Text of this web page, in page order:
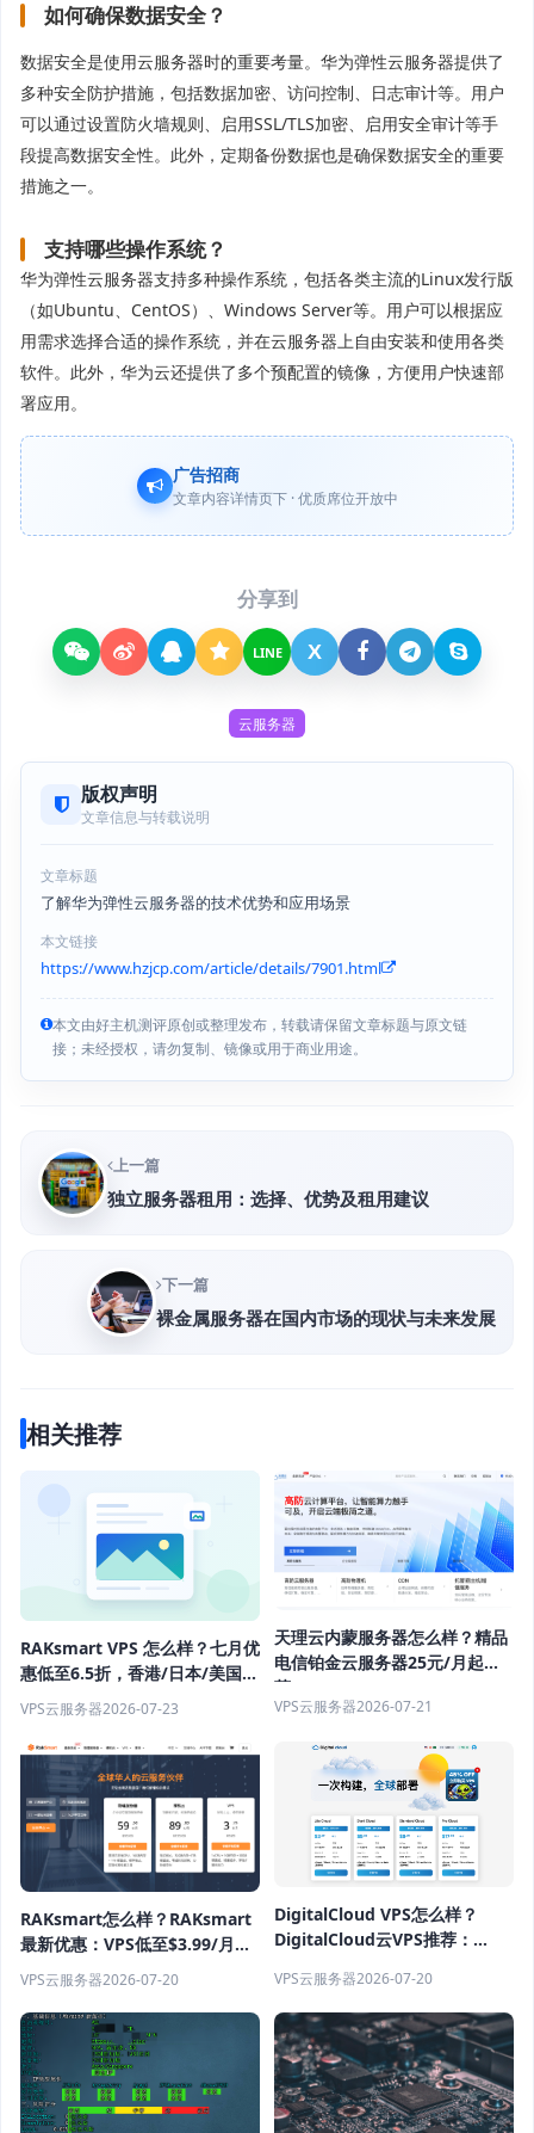
如何确保数据安全？
数据安全是使用云服务器时的重要考量。华为弹性云服务器提供了
多种安全防护措施，包括数据加密、访问控制、日志审计等。用户
可以通过设置防火墙规则、启用SSL/TLS加密、启用安全审计等手
段提高数据安全性。此外，定期备份数据也是确保数据安全的重要
措施之一。
支持哪些操作系统？
华为弹性云服务器支持多种操作系统，包括各类主流的Linux发行版
（如Ubuntu、CentOS）、Windows Server等。用户可以根据应
用需求选择合适的操作系统，并在云服务器上自由安装和使用各类
软件。此外，华为云还提供了多个预配置的镜像，方便用户快速部
署应用。
广告招商
文章内容详情页下 · 优质席位开放中
分享到
LINE X
云服务器
版权声明
文章信息与转载说明
文章标题
了解华为弹性云服务器的技术优势和应用场景
本文链接
https://www.hzjcp.com/article/details/7901.html
本文由好主机测评原创或整理发布，转载请保留文章标题与原文链
接；未经授权，请勿复制、镜像或用于商业用途。
上一篇
独立服务器租用：选择、优势及租用建议
下一篇
裸金属服务器在国内市场的现状与未来发展
相关推荐
RAKsmart VPS 怎么样？七月优
惠低至6.5折，香港/日本/美国服
务器推荐
VPS云服务器2026-07-23
天理云内蒙服务器怎么样？精品
电信铂金云服务器25元/月起推
荐
VPS云服务器2026-07-21
RAKsmart怎么样？RAKsmart
最新优惠：VPS低至$3.99/月，
独立服务器$29.9/月起，香港/
日本/美国机房
VPS云服务器2026-07-20
DigitalCloud VPS怎么样？
DigitalCloud云VPS推荐：
不限流量高性价比
VPS云服务器2026-07-20